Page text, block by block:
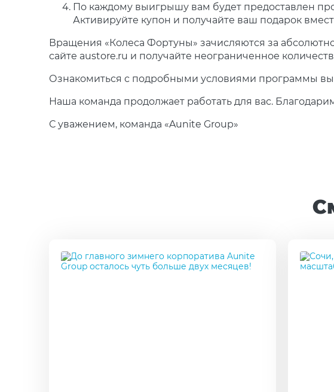
По каждому выигрышу вам будет предоставлен
Активируйте купон и получайте ваш подарок
Вращения «Колеса Фортуны» зачисляются за
сайте austore.ru и получайте неограниченное
Ознакомиться с подробными условиями программы
Наша команда продолжает работать для вас.
С уважением, команда «Aunite Group»